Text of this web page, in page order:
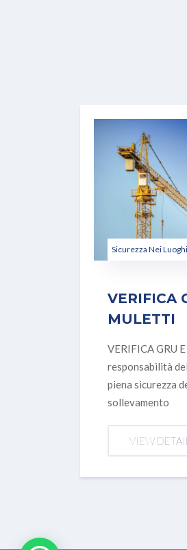
Sicurezza Nei
VERIFICA
MULETTI
VERIFICA GRU
responsabilità
piena sicurezza
sollevamento
VIEW